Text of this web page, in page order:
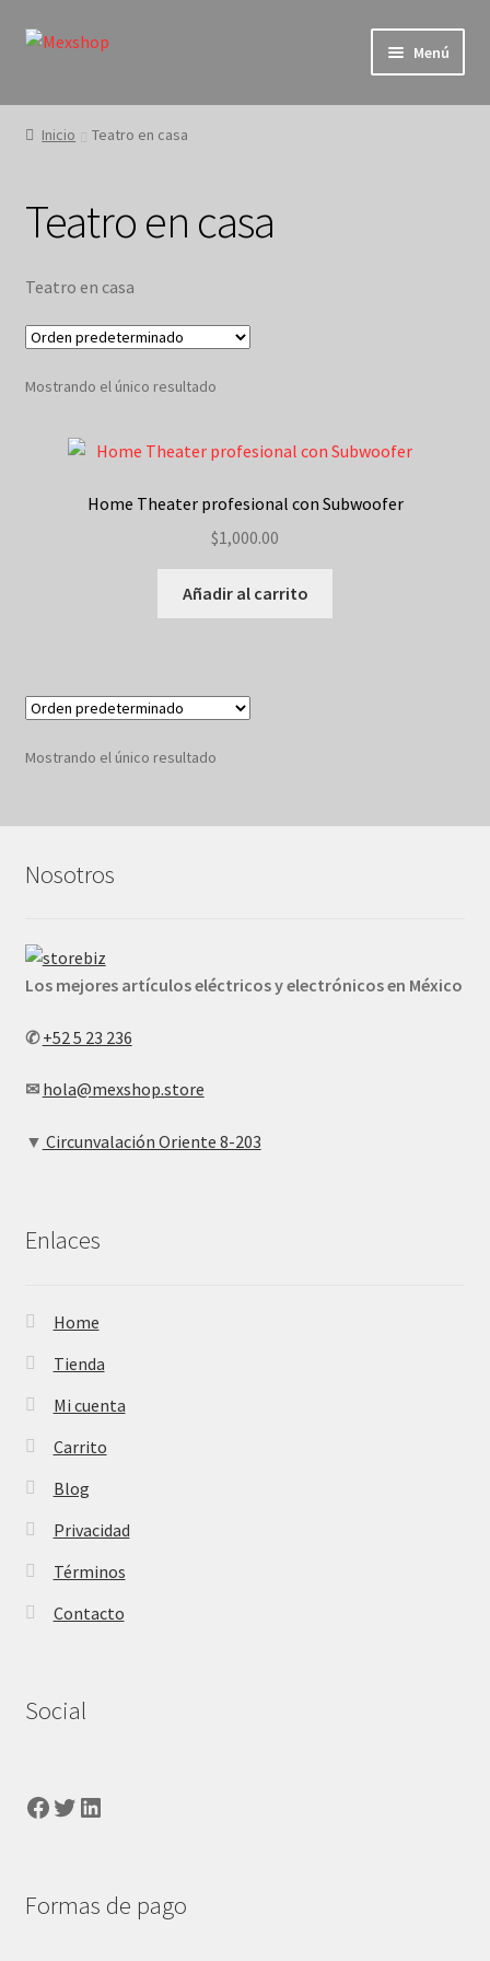
Ir
Ir
Menú
Inicio
Carrito
Contacto
Factura tu ticket aqui
Finalizar compra
Home Page
Mi cuenta
Pedido completado
Inicio Teatro en casa
Teatro en casa
Teatro en casa
Mostrando el único resultado
Home Theater profesional con Subwoofer
$1,000.00
Añadir al carrito
Mostrando el único resultado
Nosotros
Los mejores artículos eléctricos y electrónicos en México
✆ +52 5 23 236
✉ hola@mexshop.store
▼ Circunvalación Oriente 8-203
Enlaces
Home
Tienda
Mi cuenta
Carrito
Blog
Privacidad
Términos
Contacto
Social
Facebook
Twitter
LinkedIn
Formas de pago